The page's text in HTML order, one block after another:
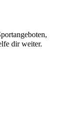
dir weiter.